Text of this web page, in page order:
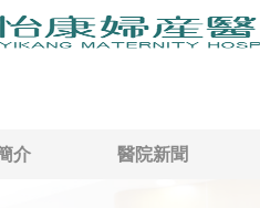
介 醫院新聞